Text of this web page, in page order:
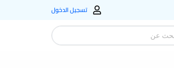
تسجيل الدخول